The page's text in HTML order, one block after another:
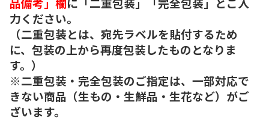
力ください。
（二重包装とは、宛先ラベルを貼付するため
に、包装の上から再度包装したものとなりま
す。）
※二重包装・完全包装のご指定は、一部対応で
きない商品（生もの・生鮮品・生花など）がご
ざいます。